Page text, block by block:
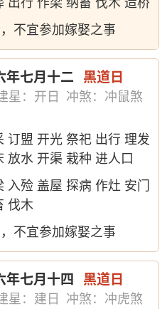
不宜参加嫁娶之事
年七月十二 黑道日
星：开日
冲煞：冲鼠煞
订盟 开光 祭祀 出行 理发
放水 开渠 栽种 进人口
入殓 盖屋 探病 作灶 安门
伐木
不宜参加嫁娶之事
年七月十四 黑道日
星：建日
冲煞：冲虎煞